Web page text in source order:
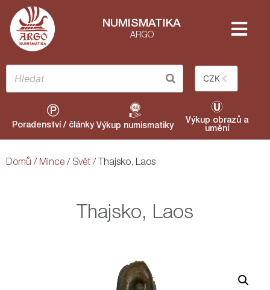
NUMISMATIKA
ARGO
CZK
Poradenství / články Výkup numismatiky
Výkup obrazů a
umění
Domů / Mince / Svět / Thajsko, Laos
Thajsko, Laos